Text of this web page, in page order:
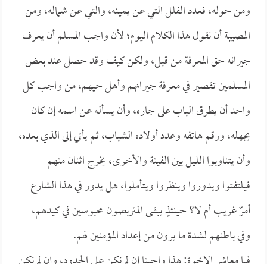
ومن حوله، فعدد الفلل التي عن يمينه، والتي عن شماله، ومن
المصيبة أن نقول هذا الكلام اليوم؛ لأن واجب المسلم أن يعرف
جيرانه حق المعرفة من قبل، ولكن كيف وقد حصل عند بعض
المسلمين تقصير في معرفة جيرانهم وأهل حيهم، من واجب كل
واحد أن يطرق الباب على جاره، وأن يسأله عن اسمه إن كان
يجهله، ورقم هاتفه وعدد أولاده الشباب، ثم يأتي إلى الذي بعده،
وأن يتناوبوا الليل بين الفينة والأخرى، يخرج اثنان منهم
فيلتفتوا ويدوروا وينظروا ويتأملوا، هل يدور في هذا الشارع
أمرٌ غريب أم لا؟ حينئذٍ يبقى المتربصون محبوسين في كيدهم،
وفي باطنهم لشدة ما يرون من إعداد المؤمنين لهم.